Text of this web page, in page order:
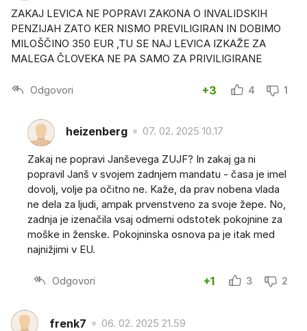
ZAKAJ LEVICA NE POPRAVI ZAKONA O INVALIDSKIH
PENZIJAH ZATO KER NISMO PREVILIGIRAN IN DOBIMO
MILOŠČINO 350 EUR ,TU SE NAJ LEVICA IZKAŽE ZA
MALEGA ČLOVEKA NE PA SAMO ZA PRIVILIGIRANE
Odgovori +3 4 1
heizenberg 07. 02. 2025 10.17
Zakaj ne popravi Janševega ZUJF? In zakaj ga ni
popravil Janš v svojem zadnjem mandatu - časa je imel
dovolj, volje pa očitno ne. Kaže, da prav nobena vlada
ne dela za ljudi, ampak prvenstveno za svoje žepe. No,
zadnja je izenačila vsaj odmerni odstotek pokojnine za
moške in ženske. Pokojninska osnova pa je itak med
najnižjimi v EU.
Odgovori +1 3 2
frenk7 06. 02. 2025 21.59